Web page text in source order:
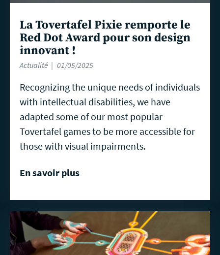
La Tovertafel Pixie remporte le
Red Dot Award pour son design
innovant !
Actualité 01/05/2025
Recognizing the unique needs of individuals
with intellectual disabilities, we have
adapted some of our most popular
Tovertafel games to be more accessible for
those with visual impairments.
En savoir plus
En
savoir
plus